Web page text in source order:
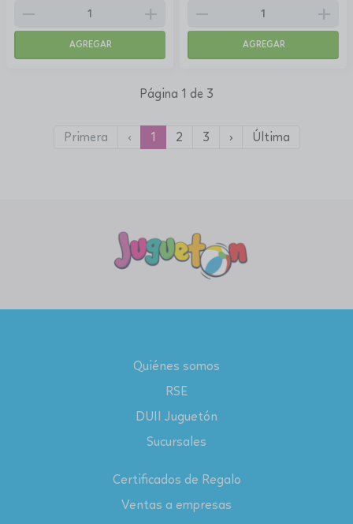
remove add
AGREGAR
remove add
AGREGAR
Página 1 de 3
Primera ‹ 1 2 3 › Última
Quiénes somos
RSE
DUII Juguetón
Sucursales
Certificados de Regalo
Ventas a empresas